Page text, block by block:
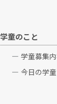
学童のこと
学童募集
今日の学童